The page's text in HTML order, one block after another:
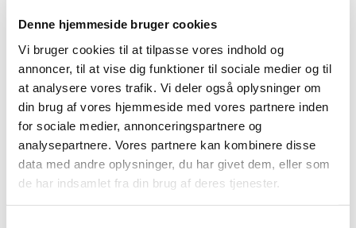
Denne hjemmeside bruger cookies
Vi bruger cookies til at tilpasse vores indhold og
annoncer, til at vise dig funktioner til sociale medier og til
at analysere vores trafik. Vi deler også oplysninger om
din brug af vores hjemmeside med vores partnere inden
for sociale medier, annonceringspartnere og
analysepartnere. Vores partnere kan kombinere disse
data med andre oplysninger, du har givet dem, eller som
de har indsamlet fra din brug af deres tjenester.
2015 (33)
december (3)
november (3)
oktober (1)
september (7)
august (4)
juli (2)
juni (8)
maj (2)